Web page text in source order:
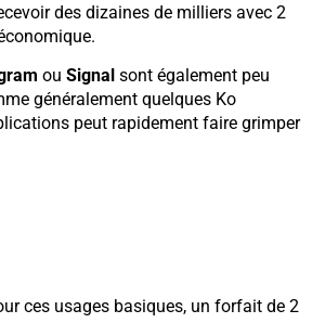
des dizaines de milliers avec 2
ou Signal sont également peu
généralement quelques Ko
peut rapidement faire grimper
ces usages basiques, un forfait de 2